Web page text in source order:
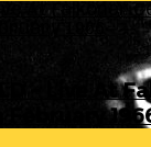
Live At Falkoner
1966
– Live At
February